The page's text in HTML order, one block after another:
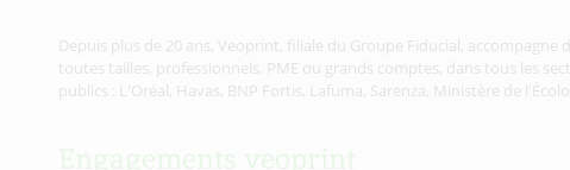
Depuis plus de 20 ans, Veoprint, filiale du Groupe Fiducial, accompagne
toutes tailles, professionnels, PME ou grands comptes, dans tous les
publics : L'Oréal, Havas, BNP Fortis, Lafuma, Sarenza, Ministère de